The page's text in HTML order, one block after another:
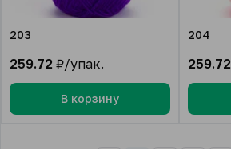
203
259.72 ₽/упак.
В корзину
204
259.72